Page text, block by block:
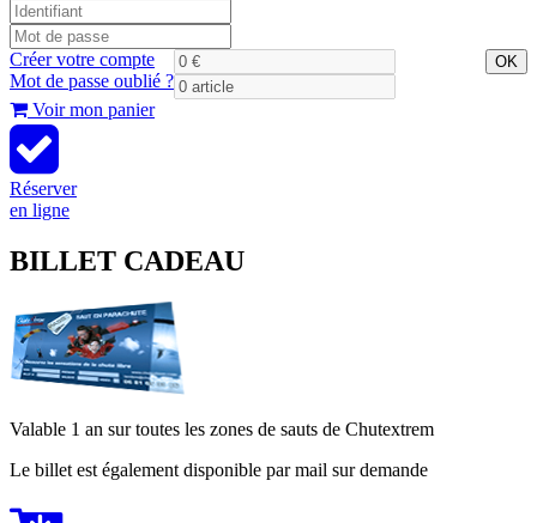
Créer votre compte
Mot de passe oublié ?
OK
Voir mon panier
Réserver
en ligne
BILLET CADEAU
Valable 1 an sur toutes les zones de sauts de Chutextrem
Le billet est également disponible par mail sur demande